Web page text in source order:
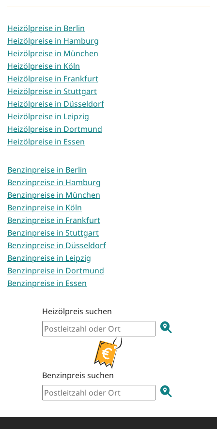
Heizölpreise in Berlin
Heizölpreise in Hamburg
Heizölpreise in München
Heizölpreise in Köln
Heizölpreise in Frankfurt
Heizölpreise in Stuttgart
Heizölpreise in Düsseldorf
Heizölpreise in Leipzig
Heizölpreise in Dortmund
Heizölpreise in Essen
Benzinpreise in Berlin
Benzinpreise in Hamburg
Benzinpreise in München
Benzinpreise in Köln
Benzinpreise in Frankfurt
Benzinpreise in Stuttgart
Benzinpreise in Düsseldorf
Benzinpreise in Leipzig
Benzinpreise in Dortmund
Benzinpreise in Essen
Heizölpreis suchen
Benzinpreis suchen